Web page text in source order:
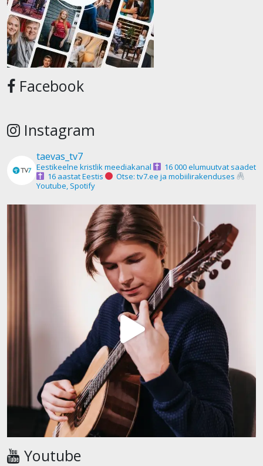
Facebook
Instagram
taevas_tv7
Eestikeelne kristlik meediakanal
16 000 elumuutvat saadet
16 aastat Eestis
Otse: tv7.ee ja mobiilirakenduses
Youtube, Spotify
Youtube